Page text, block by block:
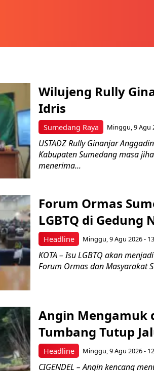
Sumedang Raya
Wilujeng Rully
Idris
Minggu, 9 Agu
USTADZ Rully Ginanjar
Kabupaten Sumedang masa
menerima...
Headline
Forum Ormas
LGBTQ di Gedung
Minggu, 9 Agu 2026 -
KOTA – Isu LGBTQ akan
Forum Ormas dan Masyarakat
Headline
Angin Mengamuk
Tumbang Tutup
Minggu, 9 Agu 2026 -
CIGENDEL – Angin kencang